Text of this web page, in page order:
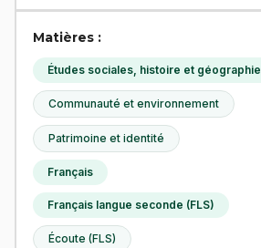
Matières :
Études sociales, histoire et géographie
Communauté et environnement
Patrimoine et identité
Français
Français langue seconde (FLS)
Écoute (FLS)